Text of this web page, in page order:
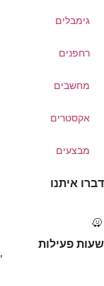
גימבלים
רחפנים
מחשבים
אקסטרים
מבצעים
דברו איתנו
שעות פעילות